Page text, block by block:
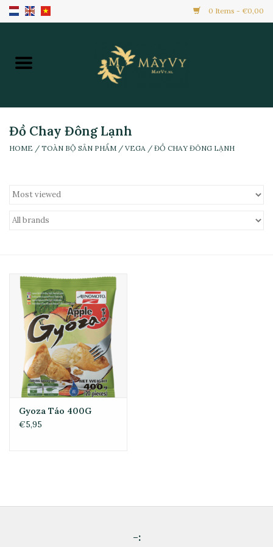
0 Items - €0,00
Home
Hàng Mới
Toàn Bộ Sản Phẩm
Đồ Chay Đông Lạnh
HOME / TOÀN BỘ SẢN PHẨM / VEGA / ĐỒ CHAY ĐÔNG LẠNH
Gyoza Táo 400G
€5,95
-: